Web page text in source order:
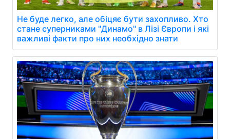
Не буде легко, але обіцяє бути захопливо. Хто
стане суперниками "Динамо" в Лізі Європи і які
важливі факти про них необхідно знати